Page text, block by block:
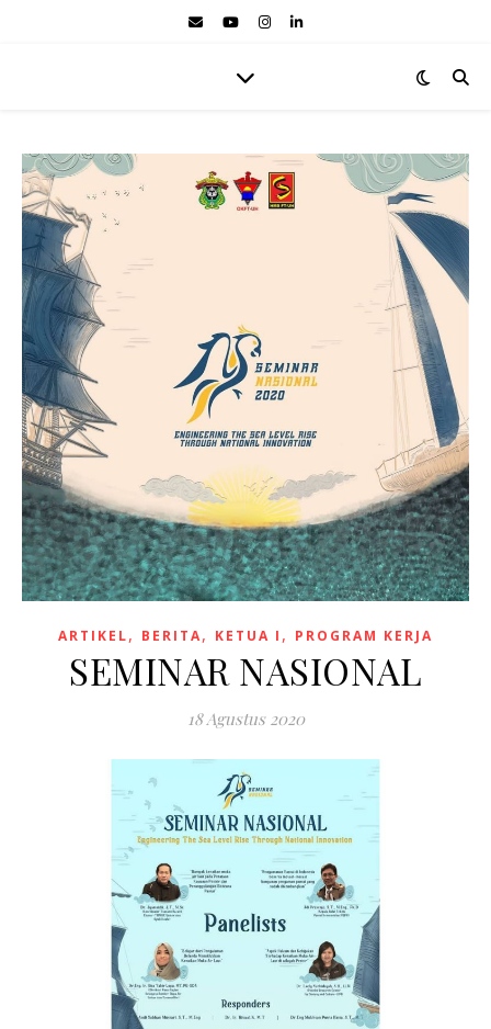
ARTIKEL, BERITA, KETUA I , PROGRAM KERJA
SEMINAR NASIONAL
18 Agustus 2020